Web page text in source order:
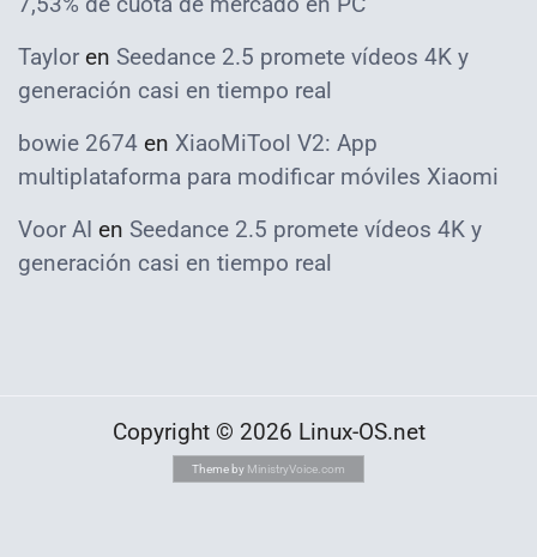
Taylor en Seedance 2.5 promete vídeos 4K y
generación casi en tiempo real
bowie 2674 en XiaoMiTool V2: App
multiplataforma para modificar móviles Xiaomi
Voor AI en Seedance 2.5 promete vídeos 4K y
generación casi en tiempo real
Copyright © 2026 Linux-OS.net
Theme by MinistryVoice.com